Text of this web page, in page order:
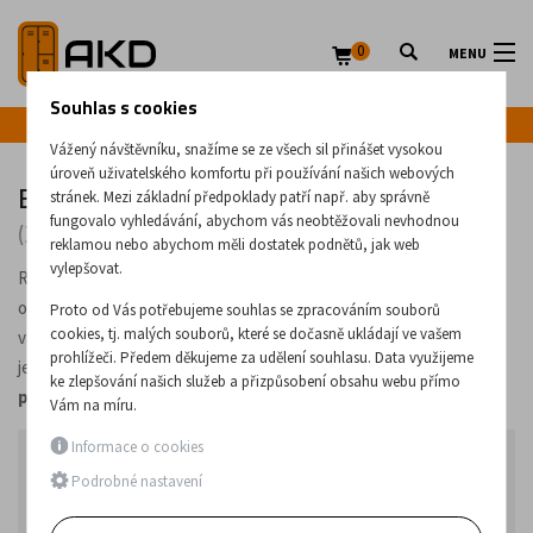
MENU
0
Barvené policové regály
(31 produktů)
Regály s povrchem upraveným
obvykle dostupné vrůzných barvách. V nabídce máme vícero
variant, co se rozměrů a počtu polictýče. U většiny produktů se
jedná osnadno sestavitelné regálysnastavitelnou výškou
polic.
Najprodávanější v kategorii
Souhlas s cookies
Vážený návštěvníku, snažíme se ze všech sil přinášet vysokou
úroveň uživatelského komfortu při používání našich webových
stránek. Mezi základní předpoklady patří např. aby správně
fungovalo vyhledávání, abychom vás neobtěžovali nevhodnou
reklamou nebo abychom měli dostatek podnětů, jak web
vylepšovat.
Proto od Vás potřebujeme souhlas se zpracováním souborů
cookies, tj. malých souborů, které se dočasně ukládají ve vašem
prohlížeči. Předem děkujeme za udělení souhlasu. Data využijeme
ke zlepšování našich služeb a přizpůsobení obsahu webu přímo
Vám na míru.
Informace o cookies
Podrobné nastavení